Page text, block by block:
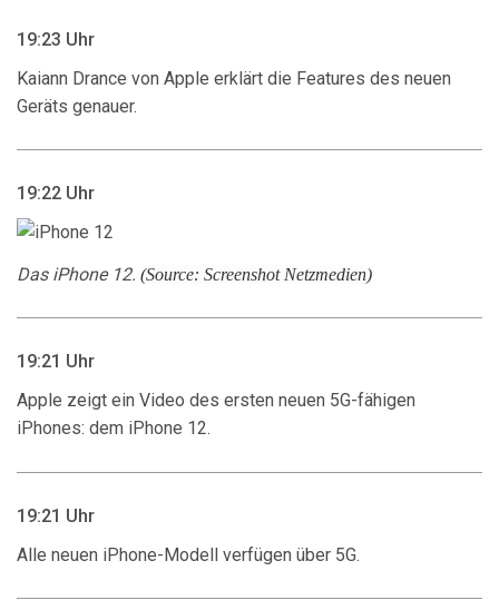
19:23 Uhr
Kaiann Drance von Apple erklärt die Features des neuen
Geräts genauer.
19:22 Uhr
Das iPhone 12. (Source: Screenshot Netzmedien)
19:21 Uhr
Apple zeigt ein Video des ersten neuen 5G-fähigen
iPhones: dem iPhone 12.
19:21 Uhr
Alle neuen iPhone-Modell verfügen über 5G.